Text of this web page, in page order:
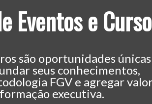
Eventos e
são oportunidades únicas
seus conhecimentos,
FGV e agregar
executiva.
vendas.